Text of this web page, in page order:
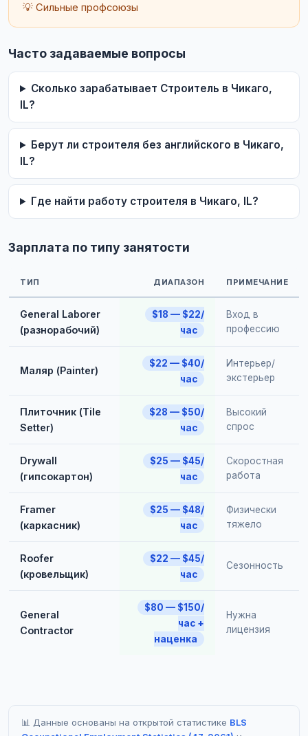
💡 Сильные профсоюзы
Часто задаваемые вопросы
Сколько зарабатывает Строитель в Чикаго,
IL?
Берут ли строителя без английского в Чикаго,
IL?
Где найти работу строителя в Чикаго, IL?
Зарплата по типу занятости
ТИП ДИАПАЗОН ПРИМЕЧАНИЕ
General Laborer
(разнорабочий)
$18 — $22/
час
Вход в
профессию
Maляр (Painter)
$22 — $40/
час
Интерьер/
экстерьер
Плиточник (Tile
Setter)
$28 — $50/
час
Высокий
спрос
Drywall
(гипсокартон)
$25 — $45/
час
Скоростная
работа
Framer
(каркасник)
$25 — $48/
час
Физически
тяжело
Roofer
(кровельщик)
$22 — $45/
час
Сезонность
General
Contractor
$80 — $150/
час +
наценка
Нужна
лицензия
📊 Данные основаны на открытой статистике BLS